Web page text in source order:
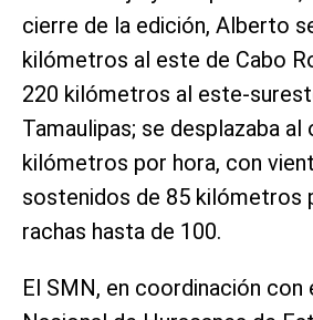
cierre de la edición, Alberto
kilómetros al este de Cabo
220 kilómetros al este-
Tamaulipas; se desplazaba al
kilómetros por hora, con
sostenidos de 85 kilómetros
rachas hasta de 100.
El SMN, en coordinación con